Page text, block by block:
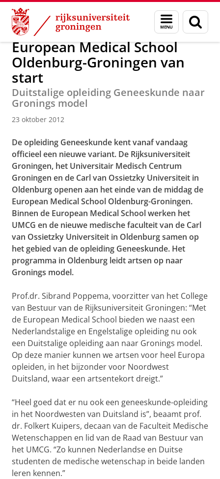
Skip
Content
Skip
Navigation
Menu
en
zoeken
Over ons Actueel Nieuws Nieuwsberichten
European Medical School
Oldenburg-Groningen van
start
Duitstalige opleiding Geneeskunde naar
Gronings model
23 oktober 2012
De opleiding Geneeskunde kent vanaf vandaag
officieel een nieuwe variant. De Rijksuniversiteit
Groningen, het Universitair Medisch Centrum
Groningen en de Carl van Ossietzky Universiteit in
Oldenburg openen aan het einde van de middag de
European Medical School Oldenburg-Groningen.
Binnen de European Medical School werken het
UMCG en de nieuwe medische faculteit van de Carl
van Ossietzky Universiteit in Oldenburg samen op
het gebied van de opleiding Geneeskunde. Het
programma in Oldenburg leidt artsen op naar
Gronings model.
Prof.dr. Sibrand Poppema, voorzitter van het College
van Bestuur van de Rijksuniversiteit Groningen: “Met
de European Medical School bieden we naast een
Nederlandstalige en Engelstalige opleiding nu ook
een Duitstalige opleiding aan naar Gronings model.
Op deze manier kunnen we artsen voor heel Europa
opleiden, in het bijzonder voor Noordwest
Duitsland, waar een artsentekort dreigt.”
“Heel goed dat er nu ook een geneeskunde-opleiding
in het Noordwesten van Duitsland is”, beaamt prof.
dr. Folkert Kuipers, decaan van de Faculteit Medische
Wetenschappen en lid van de Raad van Bestuur van
het UMCG. “Zo kunnen Nederlandse en Duitse
studenten de medische wetenschap in beide landen
leren kennen.”